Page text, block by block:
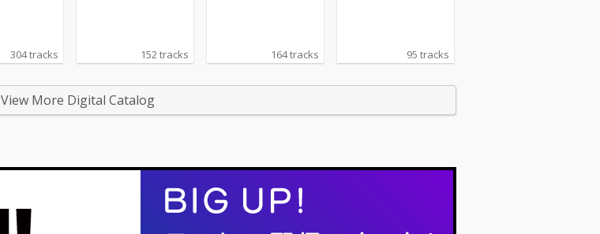
304 tracks 152 tracks 164 tracks 95 tracks
View More Digital Catalog